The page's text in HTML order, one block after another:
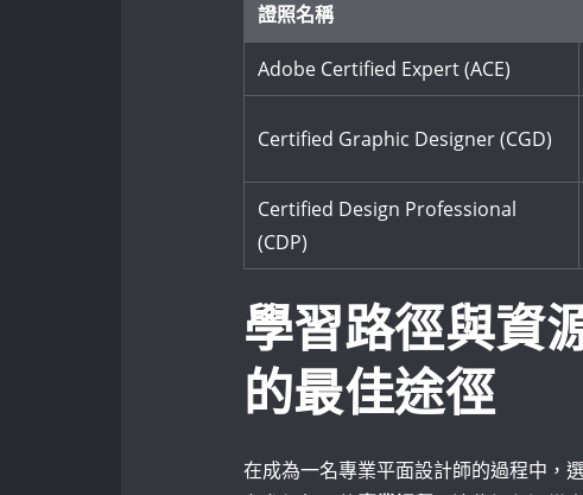
證照名稱
Adobe Certified Expert (ACE)
Certified‌ Graphic Designer (CGD)
Certified Design Professional
(CDP)
學習路徑與資
的最佳途徑
在成為一名專業平面設計師的過程中，